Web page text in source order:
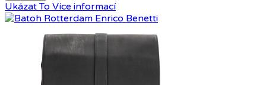
Ukázat To Více informací